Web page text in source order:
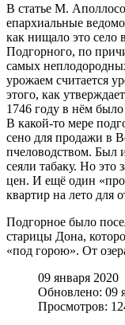
В статье М.
епархиальные
как нищало это
Подгорного, по
самых
урожаем считается
этого, как
1746 году в нём
В какой-то мере
сено для продажи в
пчеловодством. Был
сеяли табаку. Но это
цен. И ещё один
квартир на лето для
Подгорное было
старицы Дона,
«под горою». От
09 января 2020
Обновлено: 09
Просмотров: